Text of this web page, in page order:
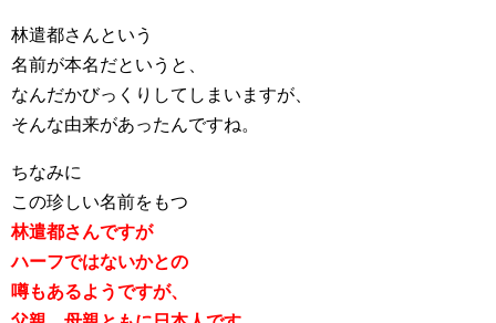
林遣都さんという
名前が本名だというと、
なんだかびっくりしてしまいますが、
そんな由来があったんですね。
ちなみに
この珍しい名前をもつ
林遣都さんですが
ハーフではないかとの
噂もあるようですが、